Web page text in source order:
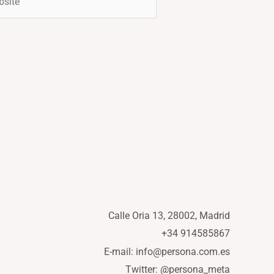
Calle Oria 13, 28002, Madrid
+34 914585867
E-mail: info@persona.com.es
Twitter: @persona_meta